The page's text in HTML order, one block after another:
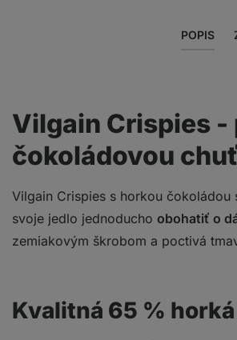
POPIS
Vilgain Crispies
čokoládovou
Vilgain Crispies s horkou
svoje jedlo jednoducho obohatiť o
zemiakovým škrobom a poctivá
Kvalitná 65 %